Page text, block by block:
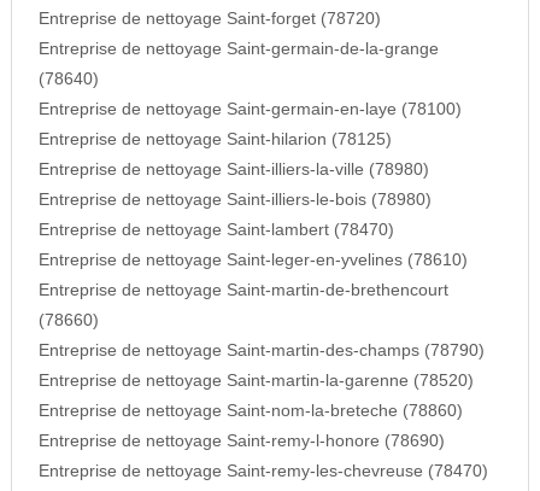
Entreprise de nettoyage Saint-forget (78720)
Entreprise de nettoyage Saint-germain-de-la-grange
(78640)
Entreprise de nettoyage Saint-germain-en-laye (78100)
Entreprise de nettoyage Saint-hilarion (78125)
Entreprise de nettoyage Saint-illiers-la-ville (78980)
Entreprise de nettoyage Saint-illiers-le-bois (78980)
Entreprise de nettoyage Saint-lambert (78470)
Entreprise de nettoyage Saint-leger-en-yvelines (78610)
Entreprise de nettoyage Saint-martin-de-brethencourt
(78660)
Entreprise de nettoyage Saint-martin-des-champs (78790)
Entreprise de nettoyage Saint-martin-la-garenne (78520)
Entreprise de nettoyage Saint-nom-la-breteche (78860)
Entreprise de nettoyage Saint-remy-l-honore (78690)
Entreprise de nettoyage Saint-remy-les-chevreuse (78470)